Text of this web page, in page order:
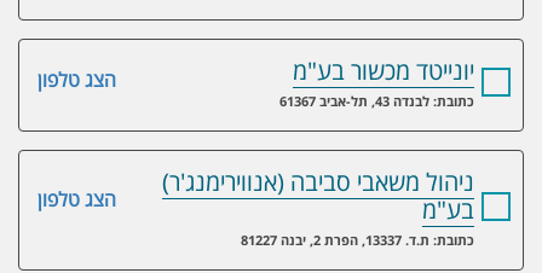
הצג טלפון יונייטד מכשור בע"מ
כתובת: לבנדה 43, תל-אביב 61367
הצג טלפון
ניהול משאבי סביבה (אנווירימנג'ר)
בע"מ
כתובת: ת.ד. 13337, הפרת 2, יבנה 81227